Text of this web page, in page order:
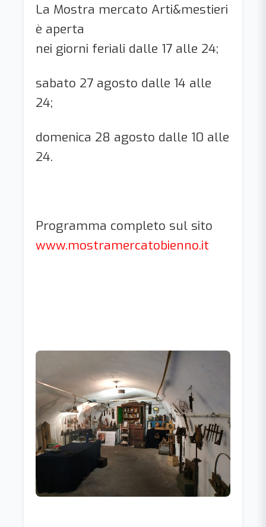
La Mostra mercato Arti&mestieri
è aperta
nei giorni feriali dalle 17 alle 24;
sabato 27 agosto dalle 14 alle
24;
domenica 28 agosto dalle 10 alle
24.
Programma completo sul sito
www.mostramercatobienno.it